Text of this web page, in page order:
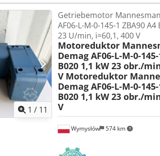
kompakten und robusten Bauweise eignet er
Produktionslinien,
GSN04-Serie umfasst kompakte
Kraftübertragung erfordern.
1NHAR Motorhersteller: WEG Motortyp: AL71-4
V Y, 50 Hz Motordrehzahl: 1370 U/min
Ausgangsdrehmoment: 22 Nm Schutzart: IP55
Djdpfezmyybex Antsck Der
1 / 11
Wymysłów 574 km
Getriebemotor
AF06-L-M-0-145-1 ZBA90 A4
23 U/min, i=60,1, 400 V
Motoreduktor
Demag AF06-L-M-0-
B020 1,1 kW 23 obr./
V Motoreduktor
Demag AF06-L-M-0-
B020 1,1 kW 23 obr./
V